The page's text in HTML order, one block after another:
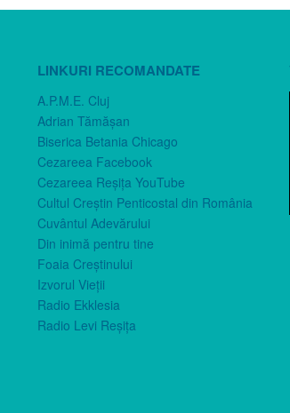
LINKURI RECOMANDATE
A.P.M.E. Cluj
Adrian Tămăşan
Biserica Betania Chicago
Cezareea Facebook
Cezareea Reşiţa YouTube
Cultul Creştin Penticostal din România
Cuvântul Adevărului
Din inimă pentru tine
Foaia Creştinului
Izvorul Vieţii
Radio Ekklesia
Radio Levi Reşiţa